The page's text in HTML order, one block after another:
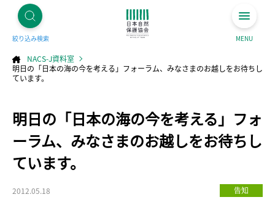
絞り込み検索 MENU
NACS-J資料室
明日の「日本の海の今を考える」フォーラム、みなさまのお越しをお待ちし
ています。
明日の「日本の海の今を考える」フォ
ーラム、みなさまのお越しをお待ちし
ています。
2012.05.18 告知